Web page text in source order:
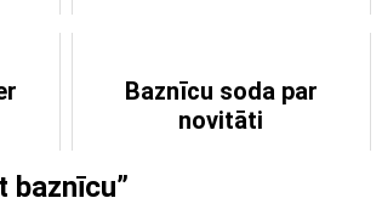
Baznīcu soda par
novitāti
baznīcu”